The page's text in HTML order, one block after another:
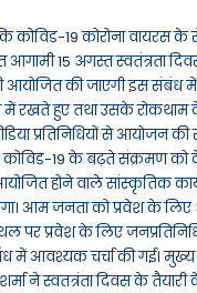
19 कोरोना वायरस
आगामी 15 अगस्त स्वतंत्रता
की जाएगी इस संबंध में
रखते हुए तथा उसके रोकथाम
प्रतिनिधियों से
कोविड-19 के बढ़ते संक्रमण को
होने वाले सांस्कृतिक
आम जनता को प्रवेश के लिए
पर प्रवेश के लिए
में आवश्यक चर्चा की गई।
ने स्वतत्रंता दिवस के